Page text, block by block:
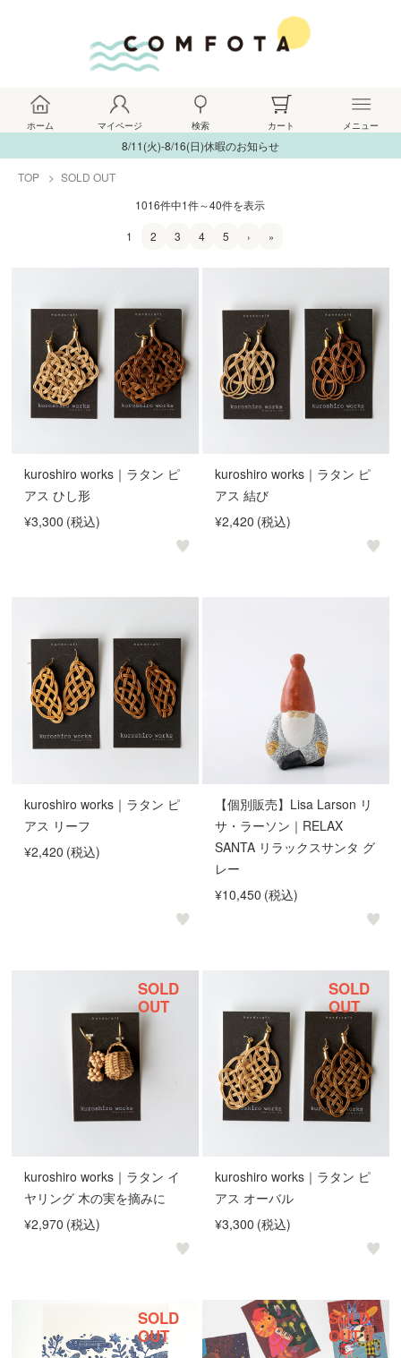
ホーム マイページ 検索 カート メニュー
8/11(火)-8/16(日)休暇のお知らせ
TOP
SOLD OUT
1016件中1件～40件を表示
1 2 3 4 5
kuroshiro works｜ラタン ピ
アス ひし形
¥3,300 (税込)
kuroshiro works｜ラタン ピ
アス 結び
¥2,420 (税込)
kuroshiro works｜ラタン ピ
アス リーフ
¥2,420 (税込)
【個別販売】Lisa Larson リ
サ・ラーソン｜RELAX
SANTA リラックスサンタ グ
レー
¥10,450 (税込)
kuroshiro works｜ラタン イ
ヤリング 木の実を摘みに
¥2,970 (税込)
SOLD
OUT
kuroshiro works｜ラタン ピ
アス オーバル
¥3,300 (税込)
SOLD
OUT
SOLD
OUT
SOLD
OUT